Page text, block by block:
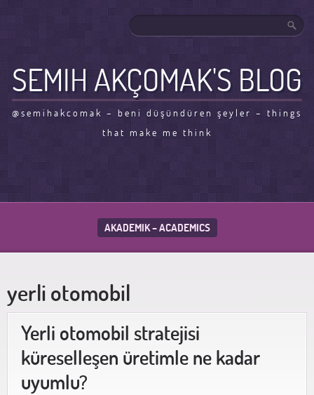
SEMIH AKÇOMAK'S BLOG
@semihakcomak – beni düşündüren şeyler – things
that make me think
AKADEMIK – ACADEMICS
yerli otomobil
Yerli otomobil stratejisi
küreselleşen üretimle ne kadar
uyumlu?